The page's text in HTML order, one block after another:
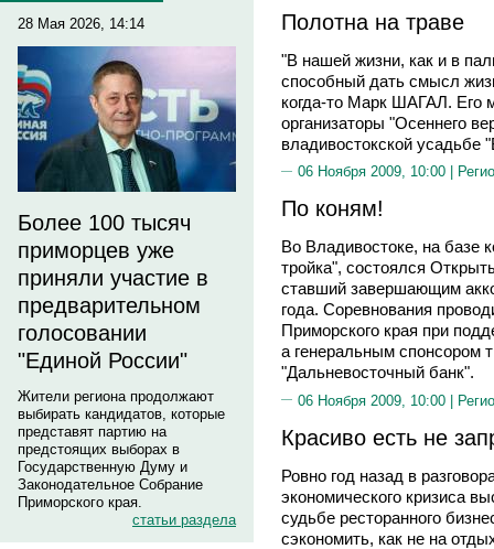
28 Мая 2026, 14:14
Более 100 тысяч
приморцев уже
приняли участие в
предварительном
голосовании
"Единой России"
Жители региона продолжают
выбирать кандидатов, которые
представят партию на
предстоящих выборах в
Государственную Думу и
Законодательное Собрание
Приморского края.
статьи раздела
Полотна на траве
"В нашей жизни, как и в
способный дать смысл
когда-то Марк ШАГАЛ. Его
организаторы "Осеннего
владивостокской усадьбе
06 Ноября 2009, 10:00 |
По коням!
Во Владивостоке, на базе
тройка", состоялся
ставший завершающим
года. Соревнования
Приморского края при
а генеральным спонсором
"Дальневосточный банк".
06 Ноября 2009, 10:00 |
Красиво есть не
Ровно год назад в
экономического кризиса
судьбе ресторанного
сэкономить, как не на